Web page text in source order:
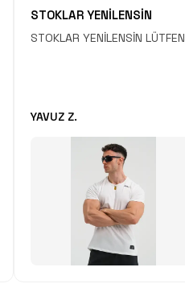
STOKLAR YENİLENSİN
STOKLAR YENİLENSİN LÜTFEN
YAVUZ Z.